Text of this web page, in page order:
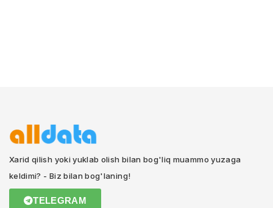
Xarid qilish yoki yuklab olish bilan bog'liq muammo yuzaga
keldimi? - Biz bilan bog'laning!
TELEGRAM